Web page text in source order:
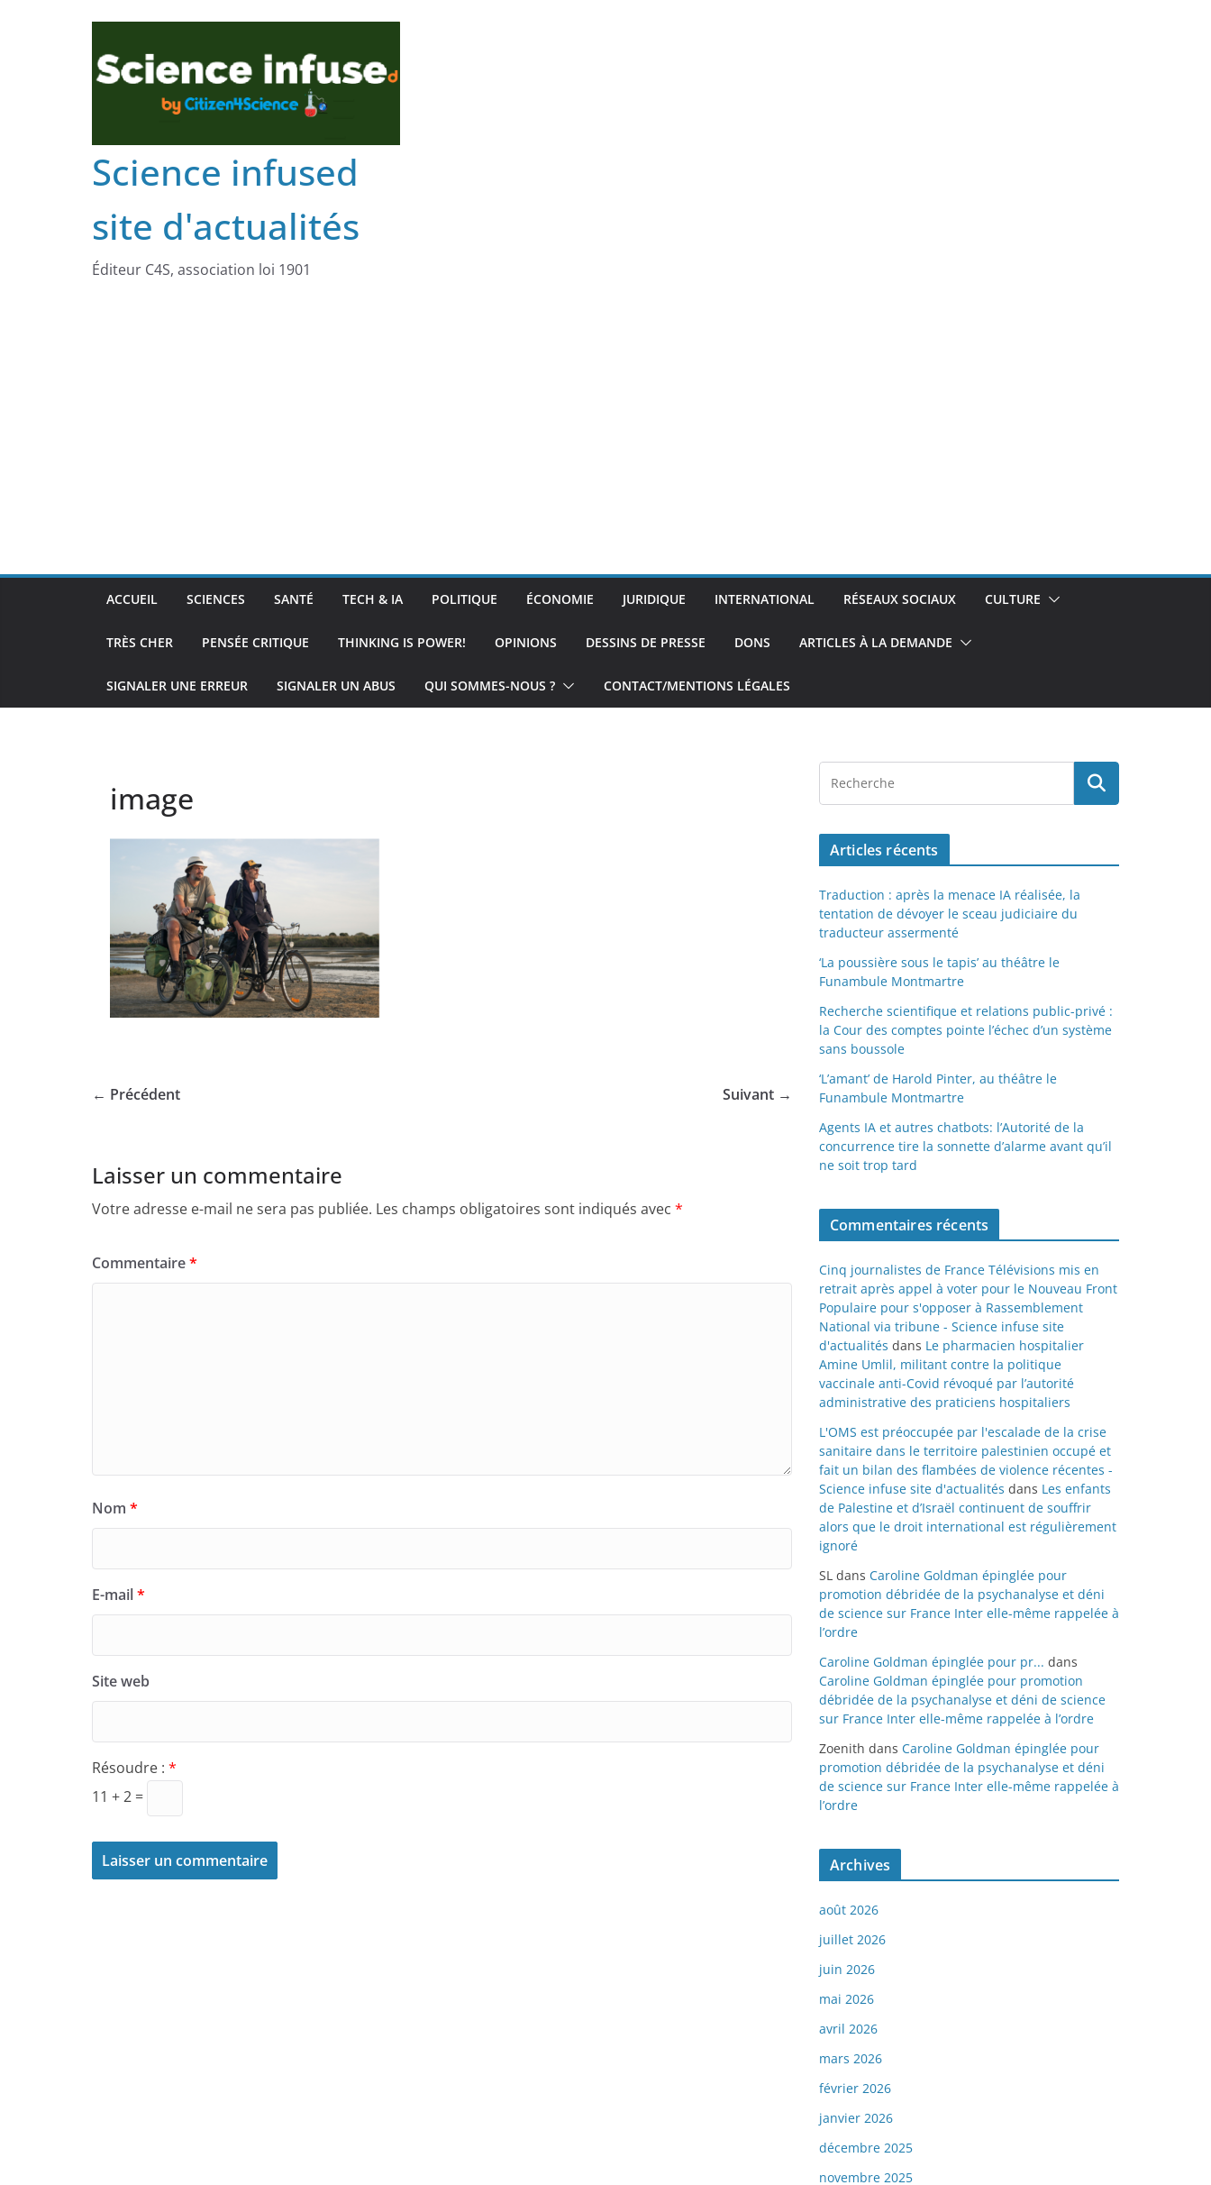
Science infused
site d'actualités
Éditeur C4S, association loi 1901
ACCUEIL SCIENCES SANTÉ TECH & IA POLITIQUE ÉCONOMIE JURIDIQUE INTERNATIONAL RÉSEAUX SOCIAUX CULTURE
TRÈS CHER PENSÉE CRITIQUE THINKING IS POWER! OPINIONS DESSINS DE PRESSE DONS ARTICLES À LA DEMANDE
SIGNALER UNE ERREUR SIGNALER UN ABUS QUI SOMMES-NOUS ? CONTACT/MENTIONS LÉGALES
image
← Précédent Suivant →
Laisser un commentaire
Votre adresse e-mail ne sera pas publiée. Les champs obligatoires sont indiqués avec *
Commentaire*
Nom *
E-mail*
Site web
Résoudre : *
11 + 2 =
Articles récents
Traduction : après la menace IA réalisée, la
tentation de dévoyer le sceau judiciaire du
traducteur assermenté
‘La poussière sous le tapis’ au théâtre le
Funambule Montmartre
Recherche scientifique et relations public-privé :
la Cour des comptes pointe l’échec d’un système
sans boussole
‘L’amant’ de Harold Pinter, au théâtre le
Funambule Montmartre
Agents IA et autres chatbots: l’Autorité de la
concurrence tire la sonnette d’alarme avant qu’il
ne soit trop tard
Commentaires récents
Cinq journalistes de France Télévisions mis en
retrait après appel à voter pour le Nouveau Front
Populaire pour s'opposer à Rassemblement
National via tribune - Science infuse site
d'actualités dans Le pharmacien hospitalier
Amine Umlil, militant contre la politique
vaccinale anti-Covid révoqué par l’autorité
administrative des praticiens hospitaliers
L'OMS est préoccupée par l'escalade de la crise
sanitaire dans le territoire palestinien occupé et
fait un bilan des flambées de violence récentes -
Science infuse site d'actualités dans Les enfants
de Palestine et d’Israël continuent de souffrir
alors que le droit international est régulièrement
ignoré
SL dans Caroline Goldman épinglée pour
promotion débridée de la psychanalyse et déni
de science sur France Inter elle-même rappelée à
l’ordre
Caroline Goldman épinglée pour pr... dans
Caroline Goldman épinglée pour promotion
débridée de la psychanalyse et déni de science
sur France Inter elle-même rappelée à l’ordre
Zoenith dans Caroline Goldman épinglée pour
promotion débridée de la psychanalyse et déni
de science sur France Inter elle-même rappelée à
l’ordre
Archives
août 2026
juillet 2026
juin 2026
mai 2026
avril 2026
mars 2026
février 2026
janvier 2026
décembre 2025
novembre 2025